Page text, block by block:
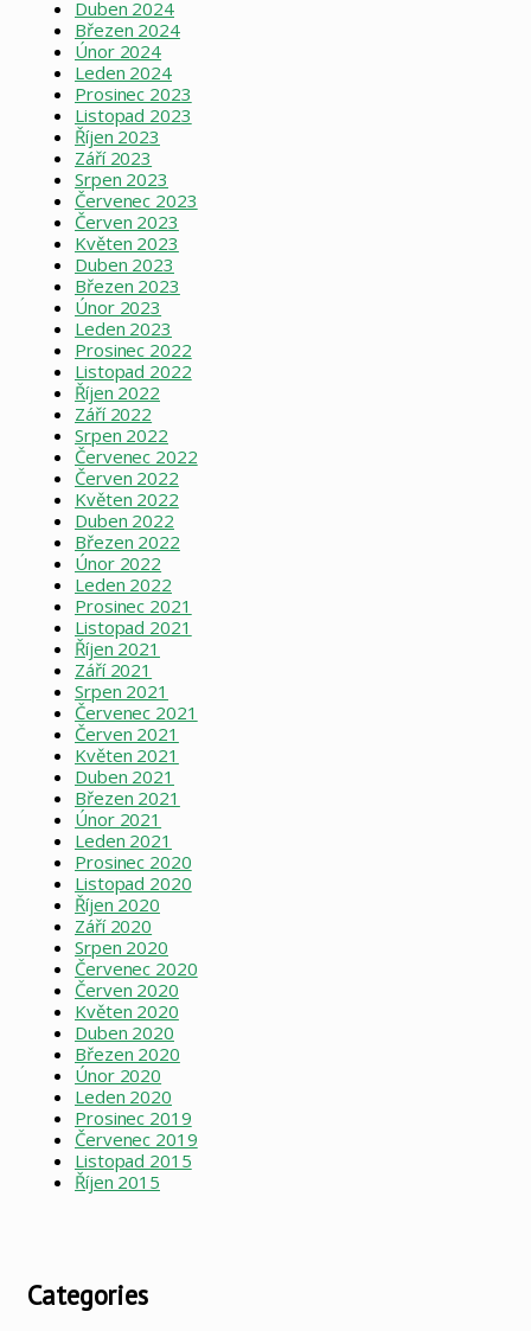
Duben 2024
Březen 2024
Únor 2024
Leden 2024
Prosinec 2023
Listopad 2023
Říjen 2023
Září 2023
Srpen 2023
Červenec 2023
Červen 2023
Květen 2023
Duben 2023
Březen 2023
Únor 2023
Leden 2023
Prosinec 2022
Listopad 2022
Říjen 2022
Září 2022
Srpen 2022
Červenec 2022
Červen 2022
Květen 2022
Duben 2022
Březen 2022
Únor 2022
Leden 2022
Prosinec 2021
Listopad 2021
Říjen 2021
Září 2021
Srpen 2021
Červenec 2021
Červen 2021
Květen 2021
Duben 2021
Březen 2021
Únor 2021
Leden 2021
Prosinec 2020
Listopad 2020
Říjen 2020
Září 2020
Srpen 2020
Červenec 2020
Červen 2020
Květen 2020
Duben 2020
Březen 2020
Únor 2020
Leden 2020
Prosinec 2019
Červenec 2019
Listopad 2015
Říjen 2015
Categories